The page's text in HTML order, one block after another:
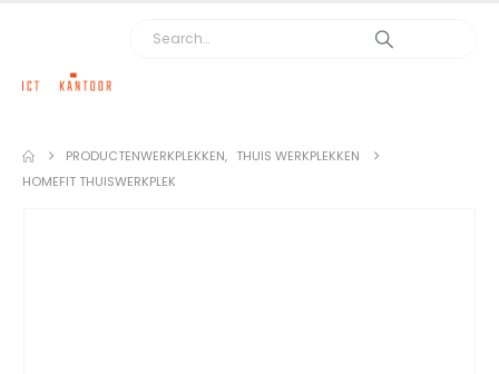
PRODUCTENWERKPLEKKEN, THUIS WERKPLEKKEN
HOMEFIT THUISWERKPLEK